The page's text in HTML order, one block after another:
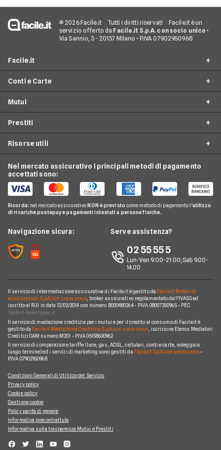
© 2026 Facile.it Tutti i diritti riservati
Facile.it è un
servizio offerto da Facile.it S.p.A. con socio unico •
Via Sannio, 3 - 20137 Milano • P.IVA 07902950968
Facile.it
Prestiti
Mutui
Conti e Carte
Telefonia Mobile
Pay TV
Noleggio Lungo Termine
News
Chi siamo
Perché scegliere Facile.it
Mappa del sito
Conti e Carte
Conto Corrente
Conto Deposito
Carta Prepagata
Mutui
Mutuo Prima Casa
Mutui Seconda Casa
Calcolo Rata Mutuo
Mutui INPDAP
Mutui Ristrutturazione
Prestiti
Prestito Personale
Cessione del Quinto
Prestito Auto
Piccoli Prestiti
Prestiti Veloci
Prestito INPS/INPDAP
Prestiti a Protestati
Consolidamento Debiti
Prestiti Moto
Prestiti per disoccupati
Prestiti senza busta paga
Risorse utili
Guide Prestiti
Guide Mutui
Guide Conti
Guide Carte
News Prestiti
News Carte
Nel mercato assicurativo i principali metodi di pagamento
accettati sono:
Ricorda: nel mercato assicurativo NON è previsto come metodo di pagamento l'utilizzo
di ricariche postepay e pagamenti intestati a persone fisiche.
Navigazione sicura: Serve assistenza?
02 55 55 5
Lun-Ven 9:00-21:00; Sab 9.00-
14.00
Il servizio di intermediazione assicurativa di Facile.it è gestito da Facile.it Broker di
assicurazioni S.p.A. con socio unico, broker assicurativo regolamentato dall'IVASS ed
iscritto al RUI in data 13/02/2014 con numero B000480264 • P.IVA 08007250965 • PEC
Il servizio di mediazione creditizia per i mutui e per il credito al consumo di Facile.it è
gestito da Facile.it Mediazione Creditizia S.p.A. con socio unico , iscrizione Elenco Mediatori
Creditizi OAM numero M201 • P.IVA 06158600962
Il servizio di comparazione tariffe (luce, gas, ADSL, cellulari, conti e carte, noleggio a
lungo termine) ed i servizi di marketing sono gestiti da Facile.it S.p.A. con socio unico•
P.IVA 07902950968
Condizioni Generali di Utilizzo del Servizio
Privacy policy
Cookie policy
Gestione cookie
Policy parità di genere
Informativa precontrattule
Informativa sulla trasparenza Mutui e Prestiti